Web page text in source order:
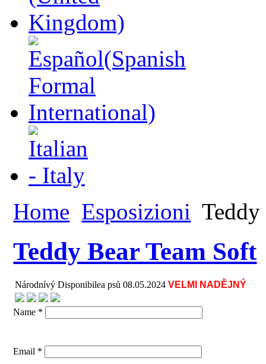
Home Esposizioni Teddy
Teddy Bear Team Soft
Národnívý Disponibilea psů 08.05.2024 VELMI NADĚJNÝ
Name *
Email *